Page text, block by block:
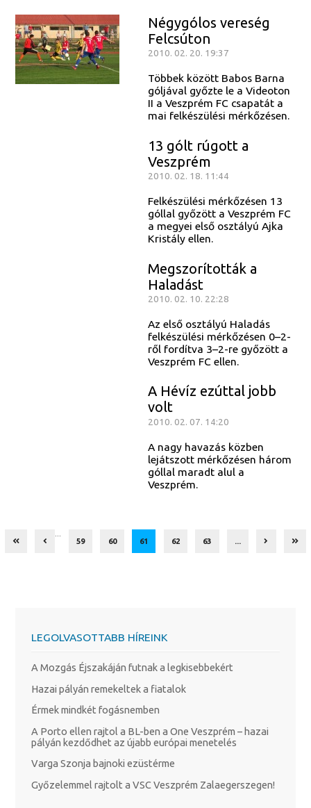
Négygólos vereség
Felcsúton
2010. 02. 20. 19:37
Többek között Babos Barna
góljával győzte le a Videoton
II a Veszprém FC csapatát a
mai felkészülési mérkőzésen.
13 gólt rúgott a
Veszprém
2010. 02. 18. 11:44
Felkészülési mérkőzésen 13
góllal győzött a Veszprém FC
a megyei első osztályú Ajka
Kristály ellen.
Megszorították a
Haladást
2010. 02. 10. 22:28
Az első osztályú Haladás
felkészülési mérkőzésen 0–2-
ről fordítva 3–2-re győzött a
Veszprém FC ellen.
A Hévíz ezúttal jobb
volt
2010. 02. 07. 14:20
A nagy havazás közben
lejátszott mérkőzésen három
góllal maradt alul a
Veszprém.
59
60 61 62 63 ...
LEGOLVASOTTABB HÍREINK
A Mozgás Éjszakáján futnak a legkisebbekért
Hazai pályán remekeltek a fiatalok
Érmek mindkét fogásnemben
A Porto ellen rajtol a BL-ben a One Veszprém – hazai
pályán kezdődhet az újabb európai menetelés
Varga Szonja bajnoki ezüstérme
Győzelemmel rajtolt a VSC Veszprém Zalaegerszegen!